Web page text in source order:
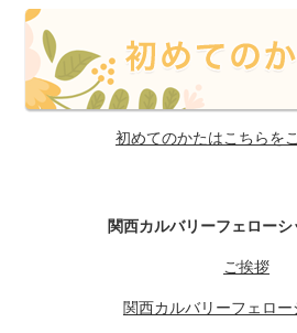
初めてのかたはこちらを
関西カルバリーフェロー
ご挨拶
関西カルバリーフェロー